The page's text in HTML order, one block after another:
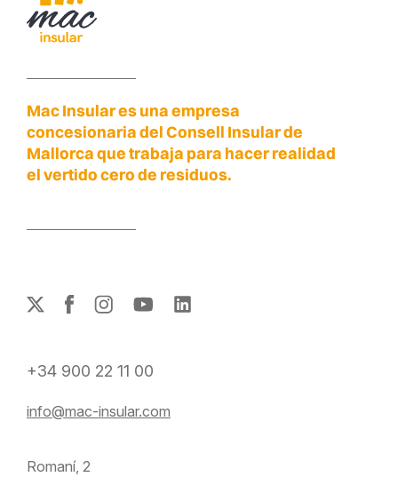
Mac Insular es una empresa
concesionaria del Consell Insular de
Mallorca que trabaja para hacer realidad
el vertido cero de residuos.
+34 900 22 11 00
info@mac-insular.com
Romaní, 2